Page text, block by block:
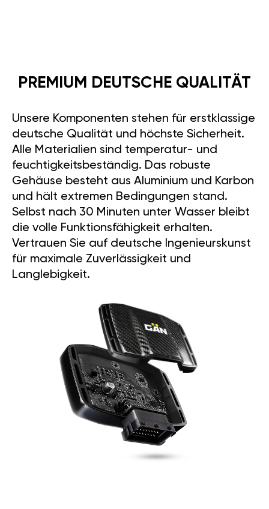
PREMIUM DEUTSCHE QUALITÄT
Unsere Komponenten stehen für erstklassige
deutsche Qualität und höchste Sicherheit.
Alle Materialien sind temperatur- und
feuchtigkeitsbeständig. Das robuste
Gehäuse besteht aus Aluminium und Karbon
und hält extremen Bedingungen stand.
Selbst nach 30 Minuten unter Wasser bleibt
die volle Funktionsfähigkeit erhalten.
Vertrauen Sie auf deutsche Ingenieurskunst
für maximale Zuverlässigkeit und
Langlebigkeit.